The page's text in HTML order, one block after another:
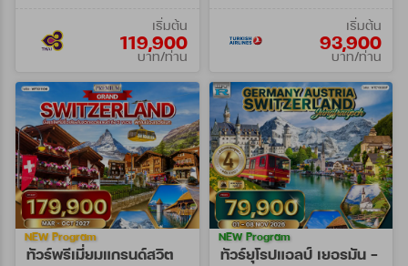
เริ่มต้น
119,900
บาท/ท่าน
เริ่มต้น
93,900
บาท/ท่าน
ทัวร์พรีเมี่ยมแกรนด์สวิต
NEW Program
ทัวร์ยุโรปแอลป์ เยอรมัน -
NEW Program